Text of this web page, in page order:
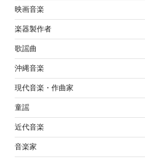
映画音楽
楽器製作者
歌謡曲
沖縄音楽
現代音楽・作曲家
童謡
近代音楽
音楽家